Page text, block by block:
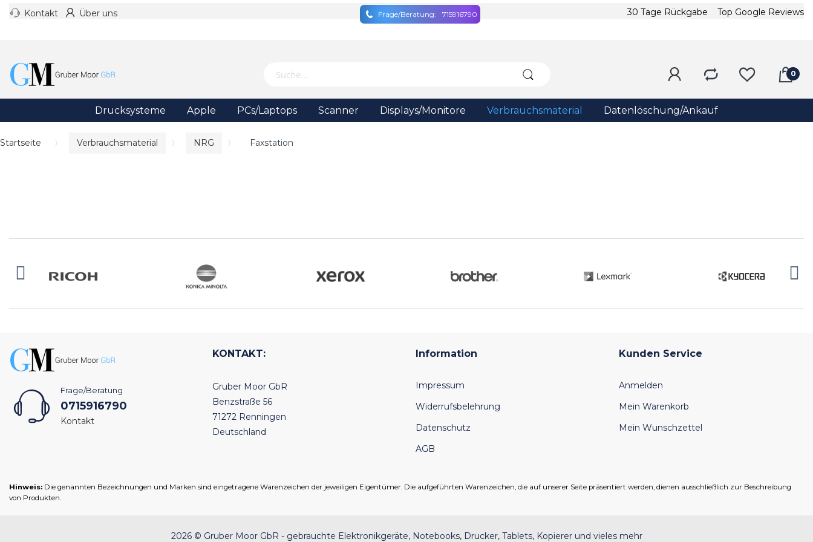
Kontakt Über uns Frage/Beratung: 715916790 30 Tage Rückgabe Top Google Reviews
Drucksysteme Apple PCs/Laptops Scanner Displays/Monitore Verbrauchsmaterial Datenlöschung/Ankauf
Startseite Verbrauchsmaterial NRG Faxstation
Frage/Beratung
0715916790
Kontakt
KONTAKT:
Gruber Moor GbR
Benzstraße 56
71272 Renningen
Deutschland
Information
Impressum
Widerrufsbelehrung
Datenschutz
AGB
Kunden Service
Anmelden
Mein Warenkorb
Mein Wunschzettel
Hinweis: Die genannten Bezeichnungen und Marken sind eingetragene Warenzeichen der jeweiligen Eigentümer. Die aufgeführten Warenzeichen, die auf unserer Seite präsentiert werden, dienen ausschließlich zur Beschreibung
von Produkten.
2026 © Gruber Moor GbR - gebrauchte Elektronikgeräte, Notebooks, Drucker, Tablets, Kopierer und vieles mehr